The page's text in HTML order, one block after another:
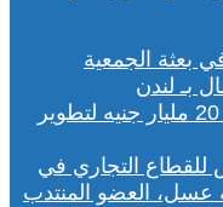
ڤودافون مصر تعلن ضخ 20 مليار جنيه لتطوير